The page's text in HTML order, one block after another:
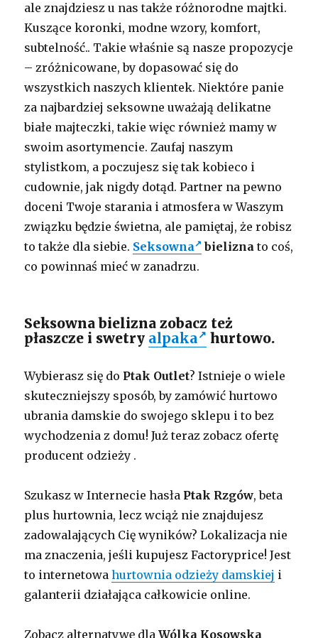
ale znajdziesz u nas także różnorodne majtki.
Kuszące koronki, modne wzory, komfort,
subtelność.. Takie właśnie są nasze propozycje
– zróżnicowane, by dopasować się do
wszystkich naszych klientek. Niektóre panie
za najbardziej seksowne uważają delikatne
białe majteczki, takie więc również mamy w
swoim asortymencie. Zaufaj naszym
stylistkom, a poczujesz się tak kobieco i
cudownie, jak nigdy dotąd. Partner na pewno
doceni Twoje starania i atmosfera w Waszym
związku będzie świetna, ale pamiętaj, że robisz
to także dla siebie. Seksowna bielizna to coś,
co powinnaś mieć w zanadrzu.
Seksowna bielizna zobacz też
płaszcze i swetry alpaka hurtowo.
Wybierasz się do Ptak Outlet? Istnieje o wiele
skuteczniejszy sposób, by zamówić hurtowo
ubrania damskie do swojego sklepu i to bez
wychodzenia z domu! Już teraz zobacz ofertę
producent odzieży .
Szukasz w Internecie hasła Ptak Rzgów, beta
plus hurtownia, lecz wciąż nie znajdujesz
zadowalających Cię wyników? Lokalizacja nie
ma znaczenia, jeśli kupujesz Factoryprice! Jest
to internetowahurtownia odzieży damskiej i
galanterii działająca całkowicie online.
Zobacz alternatywę dlaWólka Kosowska